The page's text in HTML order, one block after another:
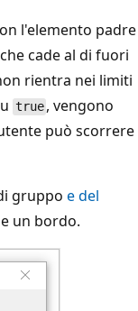
l'elemento padre
cade al di fuori
rientra nei limiti
true , vengono
può scorrere
gruppo e del
un bordo.